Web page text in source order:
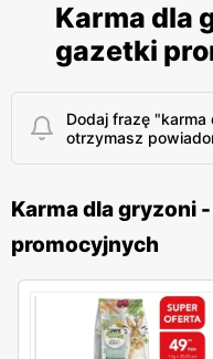
Karma dla
gazetki
Dodaj frazę
otrzymasz
Karma dla gryzoni
promocyjnych